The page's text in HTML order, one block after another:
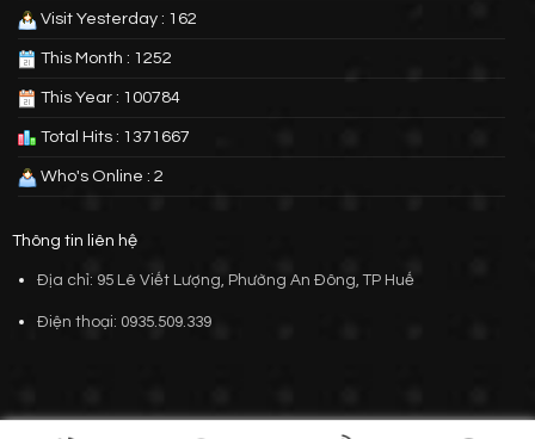
Visit Yesterday : 162
This Month : 1252
This Year : 100784
Total Hits : 1371667
Who's Online : 2
Thông tin liên hệ
Địa chỉ: 95 Lê Viết Lượng, Phường An Đông, TP Huế
Điện thoại: 0935.509.339